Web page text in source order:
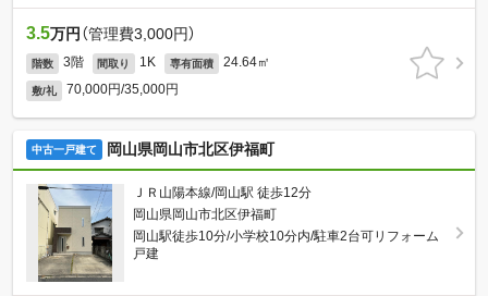
3.5万円 （管理費3,000円）
階数 3階 間取り 1K 専有面積 24.64㎡
敷/礼 70,000円/35,000円
中古一戸建て 岡山県岡山市北区伊福町
ＪＲ山陽本線/岡山駅 徒歩12分
岡山県岡山市北区伊福町
岡山駅徒歩10分/小学校10分内/駐車2台可リフォーム
戸建